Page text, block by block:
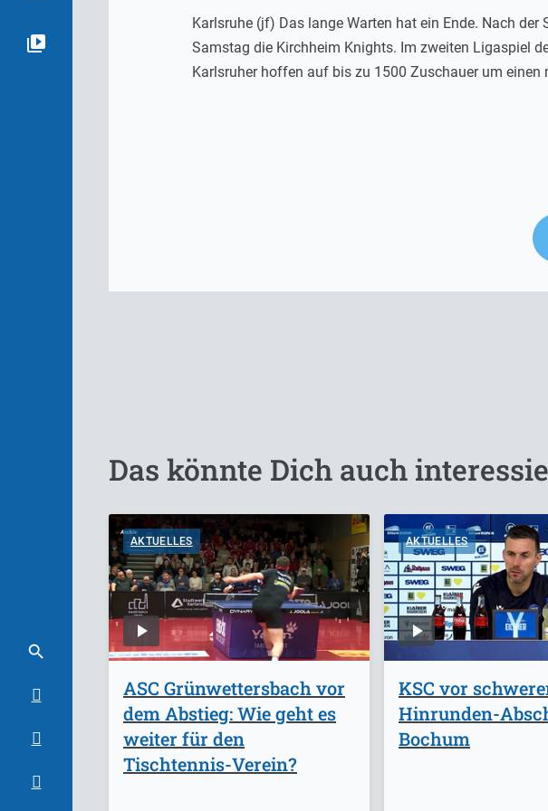
Karlsruhe (jf) Das lange Warten hat ein Ende. Nach
Samstag die Kirchheim Knights. Im zweiten Ligaspiel
Karlsruher hoffen auf bis zu 1500 Zuschauer um
Das könnte Dich auch
AKTUELLES
ASC Grünwettersbach vor
dem Abstieg: Wie geht es
weiter für den
Tischtennis-Verein?
AKTUELLES
KSC vor
Hinrunden-
Bochum